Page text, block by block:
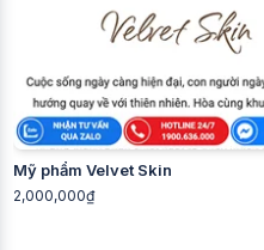
Mỹ phẩm Velvet Skin
2,000,000₫